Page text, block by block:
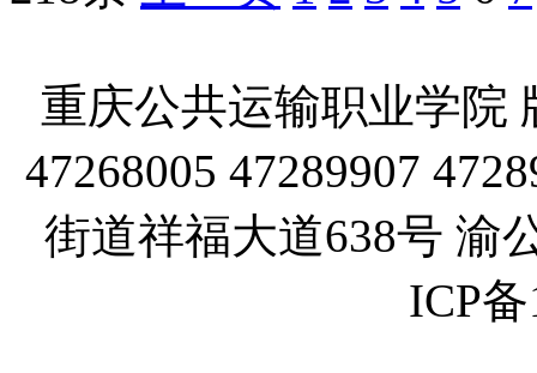
重庆公共运输职业学院
47268005 47289907
街道祥福大道638号 渝
ICP